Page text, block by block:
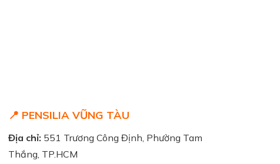
📍 PENSILIA VŨNG TÀU
Địa chỉ: 551 Trương Công Định, Phường Tam
Thắng, TP.HCM